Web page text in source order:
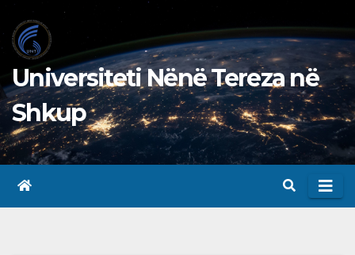
to
content
Universiteti Nënë Tereza në
Shkup